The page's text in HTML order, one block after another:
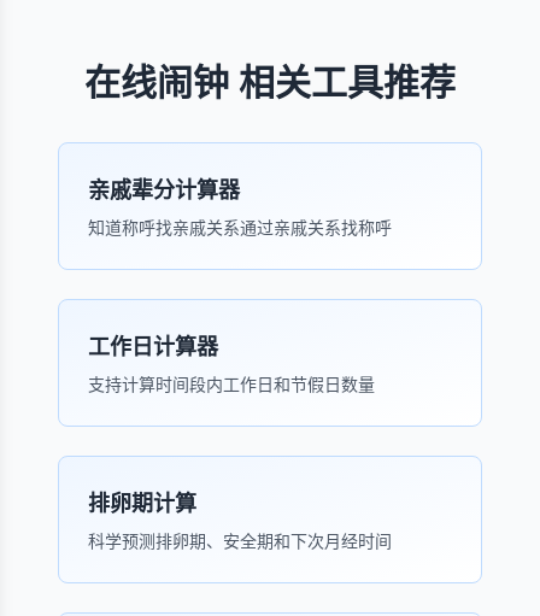
在线闹钟 相关工具推荐
亲戚辈分计算器
知道称呼找亲戚关系通过亲戚关系找称呼
工作日计算器
支持计算时间段内工作日和节假日数量
排卵期计算
科学预测排卵期、安全期和下次月经时间